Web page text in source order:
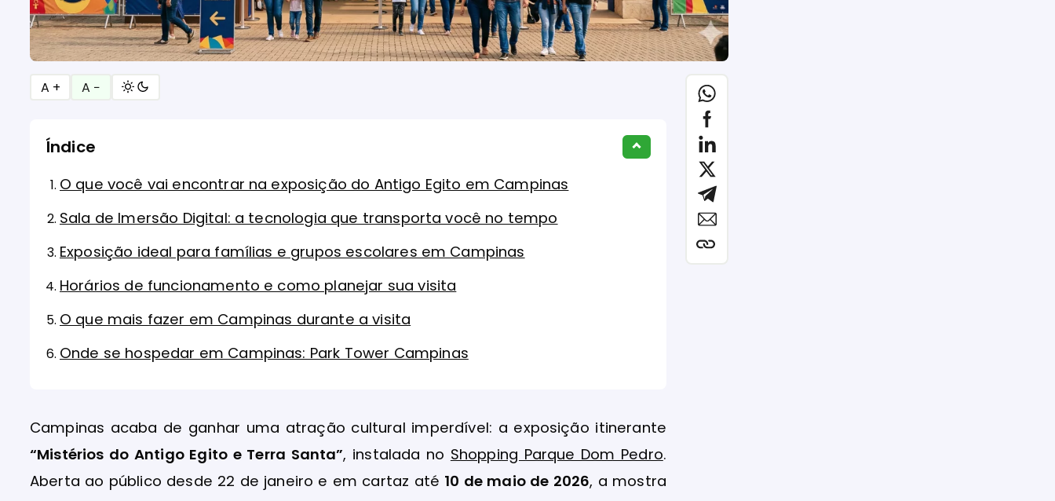
A + A −
Índice
O que você vai encontrar na exposição do Antigo Egito em Campinas
Sala de Imersão Digital: a tecnologia que transporta você no tempo
Exposição ideal para famílias e grupos escolares em Campinas
Horários de funcionamento e como planejar sua visita
O que mais fazer em Campinas durante a visita
Onde se hospedar em Campinas: Park Tower Campinas
Campinas acaba de ganhar uma atração cultural imperdível: a exposição itinerante
“Mistérios do Antigo Egito e Terra Santa”, instalada no Shopping Parque Dom Pedro.
Aberta ao público desde 22 de janeiro e em cartaz até 10 de maio de 2026, a mostra